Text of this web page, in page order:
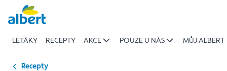
Přeskočit
LETÁKY RECEPTY AKCE POUZE U NÁS MŮJ ALBERT
Recepty